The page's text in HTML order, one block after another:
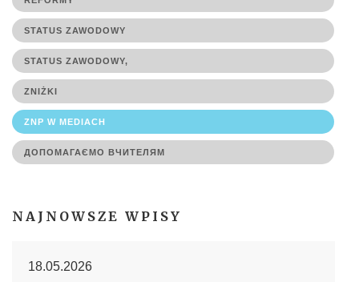
STATUS ZAWODOWY
STATUS ZAWODOWY,
ZNIŻKI
ZNP W MEDIACH
ДОПОМАГАЄМО ВЧИТЕЛЯМ
NAJNOWSZE WPISY
18.05.2026